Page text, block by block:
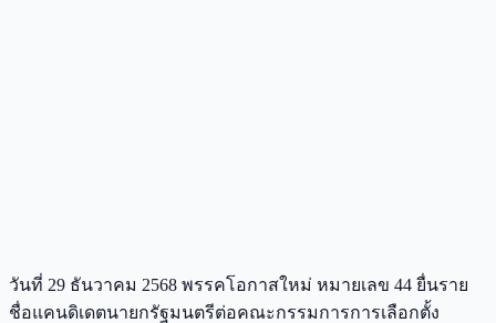
วันที่ 29 ธันวาคม 2568 พรรคโอกาสใหม่ หมายเลข 44 ยื่นราย
ชื่อแคนดิเดตนายกรัฐมนตรีต่อคณะกรรมการการเลือกตั้ง